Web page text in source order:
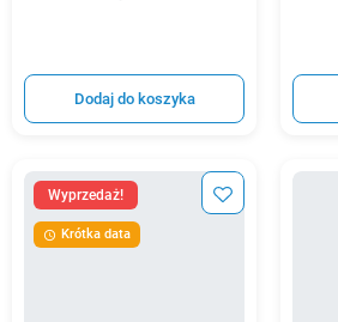
Dodaj do koszyka
Wyprzedaż!
 Krótka data